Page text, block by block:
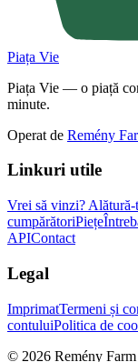
Piața Vie
Piața Vie — o piață
minute.
Operat de Remény
Linkuri utile
Vrei să vinzi? Alătură-
cumpărătoriPiețe
APIContact
Legal
ImprimatTermeni și
contuluiPolitica de
© 2026 Remény